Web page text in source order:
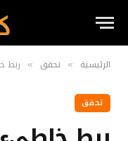
الرئيسية » تحقق »
تحقق